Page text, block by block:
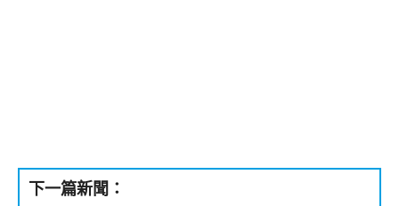
下一篇新聞：